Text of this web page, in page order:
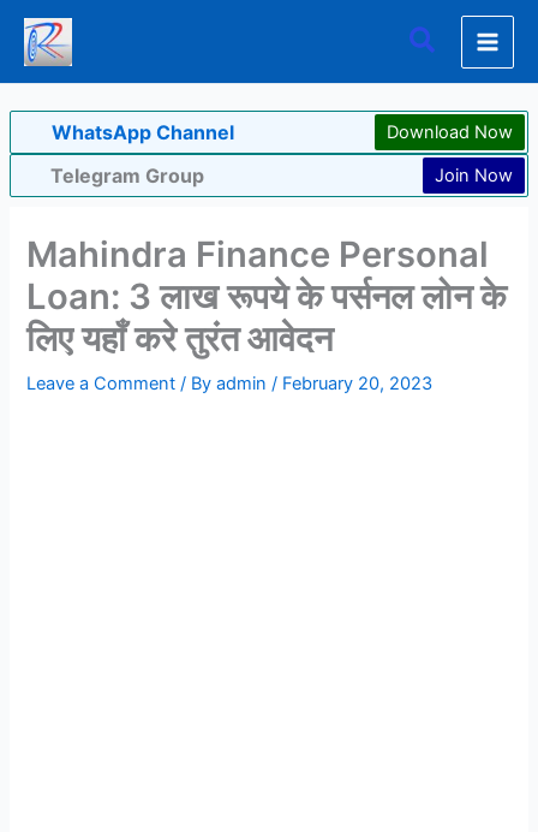
Skip
content
Search
WhatsApp Channel Download Now
Telegram Group Join Now
Mahindra Finance Personal
Loan: 3 लाख रूपये के पर्सनल लोन के
लिए यहाँ करे तुरंत आवेदन
Leave a Comment / Byadmin/ February 20, 2023